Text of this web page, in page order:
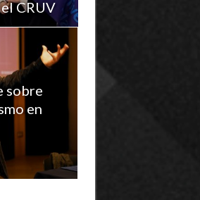
CRUV
sobre
en